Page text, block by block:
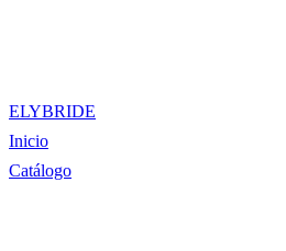
ELYBRIDE
Inicio
Catálogo